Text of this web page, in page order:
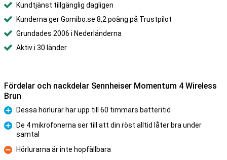
Kundtjänst tillgänglig dagligen
Kunderna ger Gomibo.se 8,2 poäng på Trustpilot
Grundades 2006 i Nederländerna
Aktiv i 30 länder
Fördelar och nackdelar Sennheiser Momentum 4 Wireless
Brun
Fördelar
Dessa hörlurar har upp till 60 timmars batteritid
Fördelar
De 4 mikrofonerna ser till att din röst alltid låter bra under
samtal
Nackdelar
Hörlurarna är inte hopfällbara